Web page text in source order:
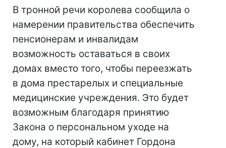
В тронной речи королева сообщила о
намерении правительства обеспечить
пенсионерам и инвалидам
возможность оставаться в своих
домах вместо того, чтобы переезжать
в дома престарелых и специальные
медицинские учреждения. Это будет
возможным благодаря принятию
Закона о персональном уходе на
дому, на который кабинет Гордона